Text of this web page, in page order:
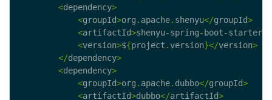
<dependency>
<groupId>org . apache. shenyu</groupId>
<artifactId>shenyu-spring-boot-starter
<version>${project . version}</version>
</dependency>
<dependency>
<groupId>org . apache. dubbo</groupId>
<artifactId>dubbo</artifactId>